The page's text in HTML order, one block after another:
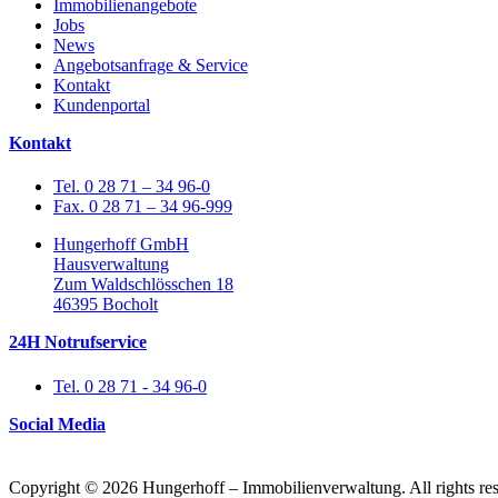
Immobilienangebote
Jobs
News
Angebotsanfrage & Service
Kontakt
Kundenportal
Kontakt
Tel. 0 28 71 – 34 96-0
Fax. 0 28 71 – 34 96-999
Hungerhoff GmbH
Hausverwaltung
Zum Waldschlösschen 18
46395 Bocholt
24H Notrufservice
Tel. 0 28 71 - 34 96-0
Social Media
Copyright © 2026 Hungerhoff – Immobilienverwaltung. All rights